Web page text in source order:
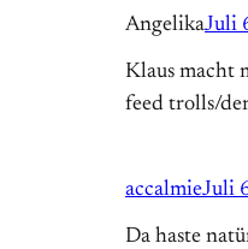
AngelikaJuli
Klaus macht
feed trolls/
accalmieJuli
Da haste